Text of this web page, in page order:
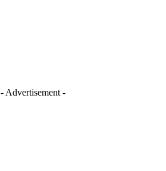
- Advertisement -